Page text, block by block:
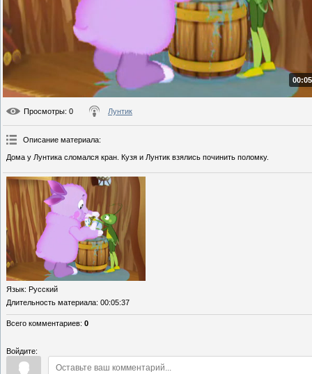
Просмотры: 0 Лунтик
Описание материала:
Дома у Лунтика сломался кран. Кузя и Лунтик взялись починить поломку.
Язык: Русский
Длительность материала: 00:05:37
Всего комментариев: 0
Войдите: